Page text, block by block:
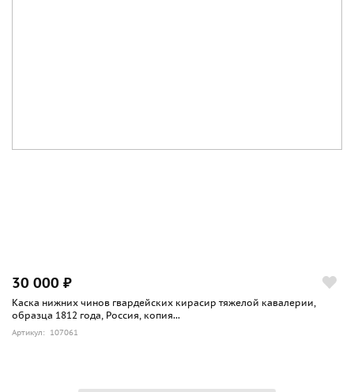
30 000 ₽
Каска нижних чинов гвардейских кирасир тяжелой кавалерии,
образца 1812 года, Россия, копия...
Артикул: 107061